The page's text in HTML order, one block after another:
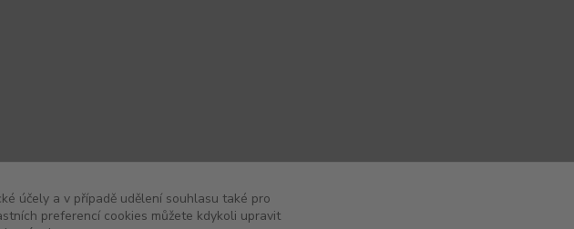
účely a v případě udělení souhlasu také pro
preferencí cookies můžete kdykoli upravit